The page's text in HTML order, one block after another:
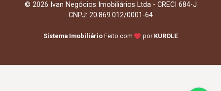
© 2026 Ivan Negócios Imobiliários Ltda - CRECI 684-J
CNPJ: 20.869.012/0001-64
Sistema Imobiliário Feito com por KUROLE